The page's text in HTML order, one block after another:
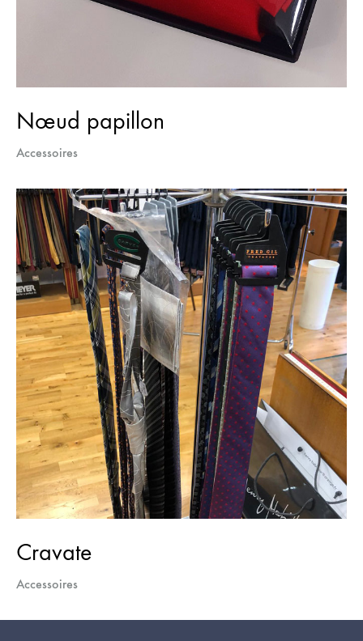
Nœud papillon
Accessoires
Cravate
Accessoires